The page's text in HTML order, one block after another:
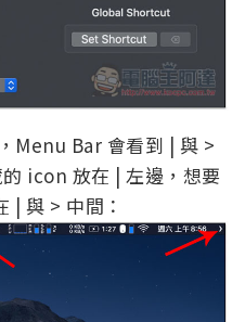
Menu Bar 會看到 | 與 >
icon 放在 | 左邊，想要
| 與 > 中間：